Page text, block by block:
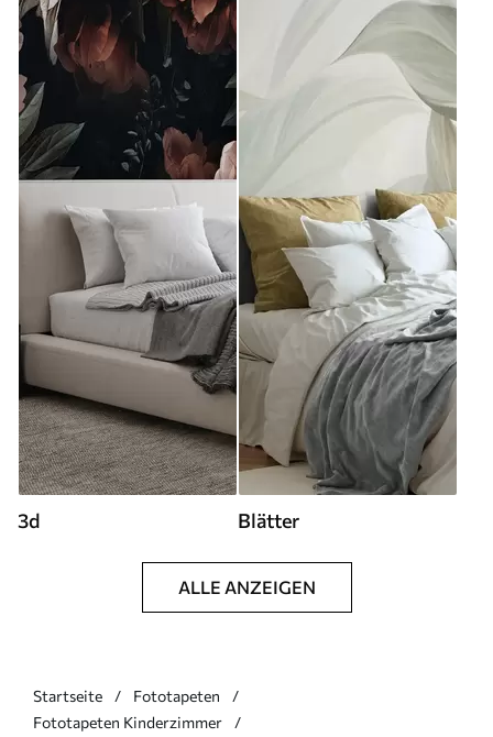
3d Blätter
ALLE ANZEIGEN
Startseite
Fototapeten
Fototapeten Kinderzimmer